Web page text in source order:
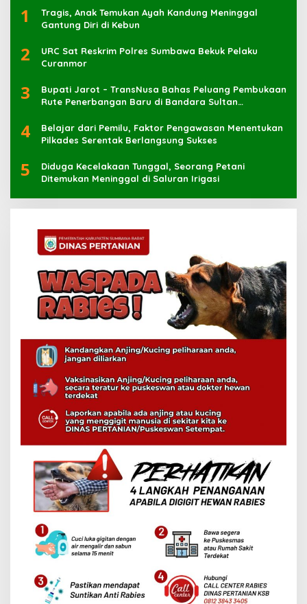
1
Tragis, Anak Temukan Ayah Kandung Meninggal
Gantung Diri di Kebun
2
URC Sat Reskrim Polres Sumbawa Bekuk Pelaku
3
Bupati Jarot – TransNusa Bahas Peluang Pembukaan
Rute Penerbangan Baru di Bandara Sultan
4
Belajar dari Pemilu, Faktor Pengawasan Menentukan
Pilkades Serentak Berlangsung Sukses
5
Diduga Kecelakaan Tunggal, Seorang Petani
Ditemukan Meninggal di Saluran Irigasi